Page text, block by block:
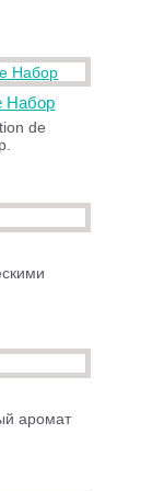
Набор
de
аромат